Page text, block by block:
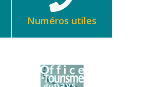
Numéros utiles